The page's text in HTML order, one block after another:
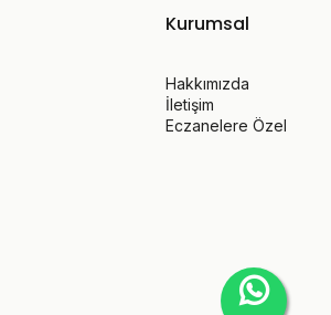
Kurumsal
Hakkımızda
İletişim
Eczanelere Özel